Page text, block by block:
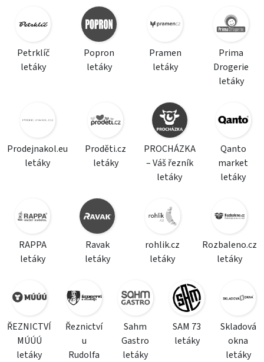
Petrklíč
letáky
Popron
letáky
Pramen
letáky
Prima
Drogerie
letáky
Prodejnakol.eu
letáky
Proděti.cz
letáky
PROCHÁZKA
– Váš řezník
letáky
Qanto
market
letáky
RAPPA
letáky
Ravak
letáky
rohlik.cz
letáky
Rozbaleno.cz
letáky
ŘEZNICTVÍ
MÚÚÚ
letáky
Řeznictví
u
Rudolfa
Sahm
Gastro
letáky
SAM 73
letáky
Skladová
okna
letáky